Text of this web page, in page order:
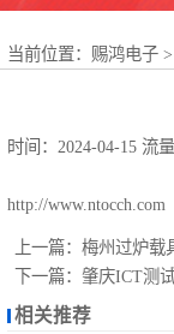
当前位置： 赐鸿电子 >
时间：2024-04-15 流
http://www.ntocch.com
上一篇： 梅州过炉载
下一篇： 肇庆ICT测
相关推荐
FCT治具
自动螺丝机